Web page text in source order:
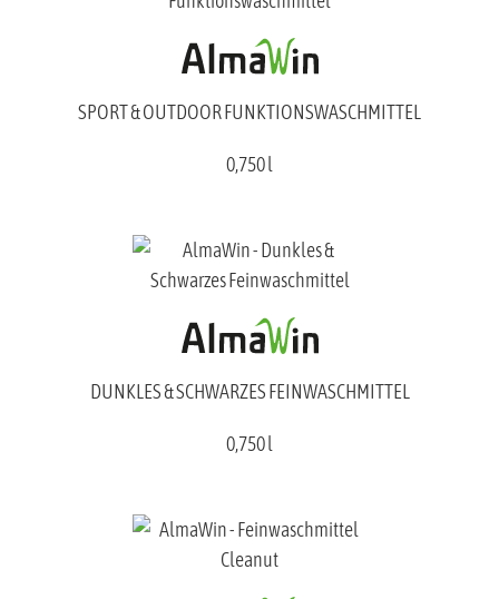
SPORT & OUTDOOR FUNKTIONSWASCHMITTEL
0,750 l
DUNKLES & SCHWARZES FEINWASCHMITTEL
0,750 l